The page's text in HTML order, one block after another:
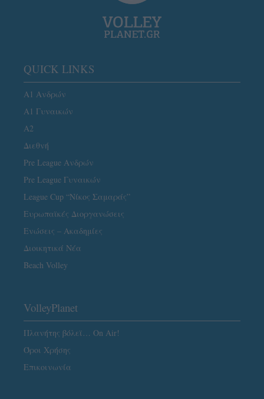
QUICK LINKS
Α1 Ανδρών
Α1 Γυναικών
A2
Διεθνή
Pre League Ανδρών
Pre League Γυναικών
League Cup “Νίκος Σαμαράς”
Ευρωπαϊκές Διοργανώσεις
Ενώσεις – Ακαδημίες
Διοικητικά Νέα
Beach Volley
VolleyPlanet
Πλανήτης βόλεϊ… On Air!
Όροι Χρήσης
Επικοινωνία